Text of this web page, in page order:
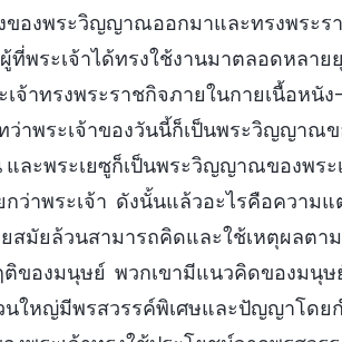
งของพระวิญญาณออกมาและทรงพร
ที่พระเจ้าได้ทรงใช้งานมาตลอดหลา
าทรงพระราชกิจภายในกายเนื้อหนั
ว่าพระเจ้าของวันนี้ก็เป็นพระวิญญาณ
และพระเยซูก็เป็นพระวิญญาณของพระ
กว่าพระเจ้า ดังนั้นแล้วอะไรคือความ
สมัยล้วนสามารถคิดและใช้เหตุผลตา
ติของมนุษย์ พวกเขามีแนวคิดของมนุ
ใหญ่มีพรสวรรค์พิเศษและปัญญาโดย